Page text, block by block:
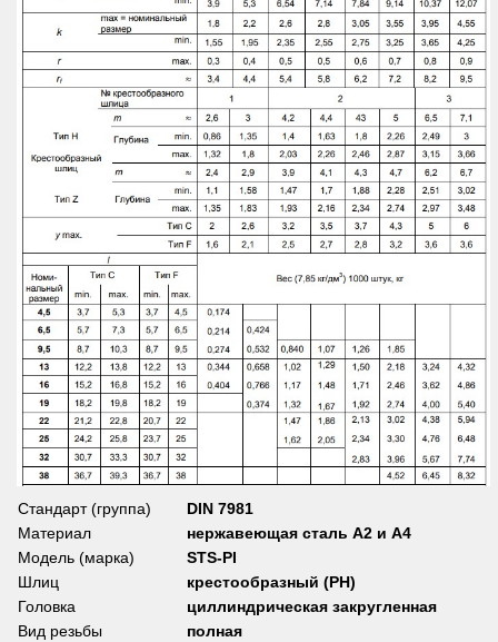
Стандарт (группа)
DIN 7981
Материал
нержавеющая сталь А2 и А4
Модель (марка)
STS-PI
Шлиц
крестообразный (PH)
Головка
циллиндрическая закругленная
Вид резьбы
полная